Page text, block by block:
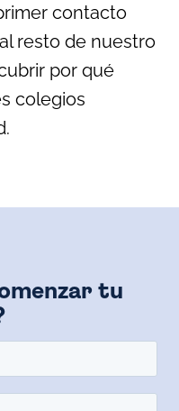
contacto
resto de nuestro
por qué
colegios
tu